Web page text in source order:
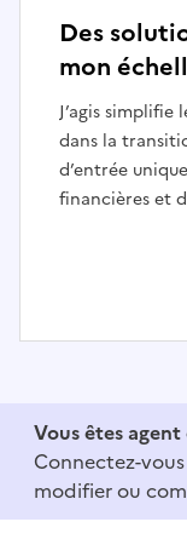
Des
mon
J’agis
dans la
d’entrée
financières et
f
Vous êtes
Connectez-
modifier ou